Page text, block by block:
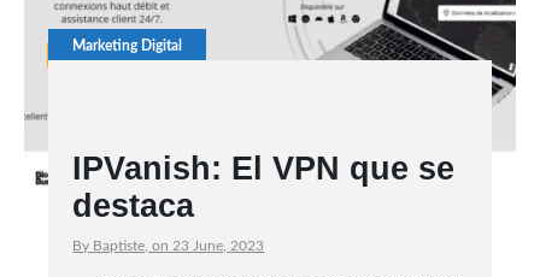
Marketing Digital
IPVanish: El VPN que se
destaca
By Baptiste, on 23 June, 2023